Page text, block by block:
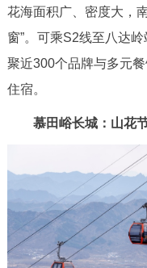
花海面积广、密度大，
窗”。可乘S2线至八达
聚近300个品牌与多元
住宿。
慕田峪长城：山花节